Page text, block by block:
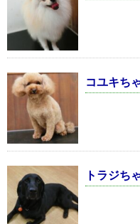
コユキち
トラジち